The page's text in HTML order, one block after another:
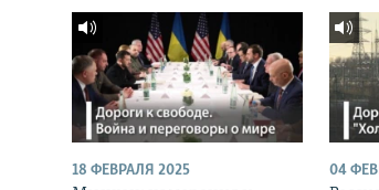
18 ФЕВРАЛЯ 2025 04